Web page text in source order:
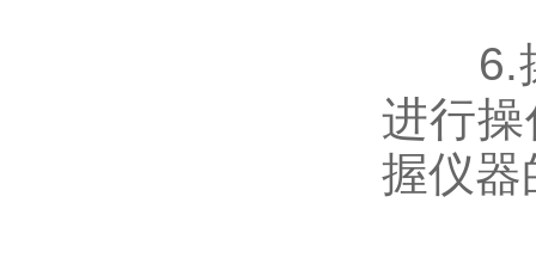
6.操
进行
握仪器